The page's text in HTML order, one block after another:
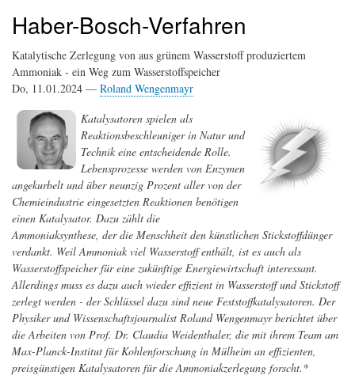
Haber-Bosch-Verfahren
Katalytische Zerlegung von aus grünem Wasserstoff produziertem
Ammoniak - ein Weg zum Wasserstoffspeicher
Do, 11.01.2024 — Roland Wengenmayr
Katalysatoren spielen als
Reaktionsbeschleuniger in Natur und
Technik eine entscheidende Rolle.
Lebensprozesse werden von Enzymen
angekurbelt und über neunzig Prozent aller von der
Chemieindustrie eingesetzten Reaktionen benötigen
einen Katalysator. Dazu zählt die
Ammoniaksynthese, der die Menschheit den künstlichen Stickstoffdünger
verdankt. Weil Ammoniak viel Wasserstoff enthält, ist es auch als
Wasserstoffspeicher für eine zukünftige Energiewirtschaft interessant.
Allerdings muss es dazu auch wieder effizient in Wasserstoff und Stickstoff
zerlegt werden - der Schlüssel dazu sind neue Feststoffkatalysatoren. Der
Physiker und Wissenschaftsjournalist Roland Wengenmayr berichtet über
die Arbeiten von Prof. Dr. Claudia Weidenthaler, die mit ihrem Team am
Max-Planck-Institut für Kohlenforschung in Mülheim an effizienten,
preisgünstigen Katalysatoren für die Ammoniakzerlegung forscht.*